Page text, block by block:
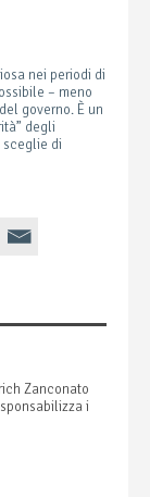
nei periodi di
– meno
governo. È un
degli
di
Zanconato
i